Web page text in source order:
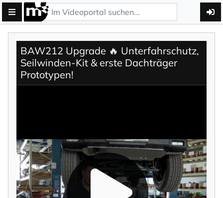
BAW212 Upgrade 🔥 Unterfahrschutz,
Seilwinden-Kit & erste Dachträger
Prototypen!